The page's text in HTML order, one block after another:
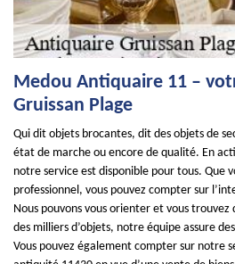
Medou Antiquaire 11 –
Gruissan Plage
Qui dit objets brocantes, dit des objets de
état de marche ou encore de qualité. En
notre service est disponible pour tous. Que
professionnel, vous pouvez compter sur
Nous pouvons vous orienter et vous trouvez
des milliers d’objets, notre équipe assure
Vous pouvez également compter sur notre